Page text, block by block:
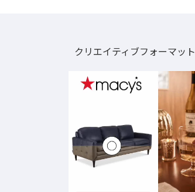
クリエイティブフォーマット